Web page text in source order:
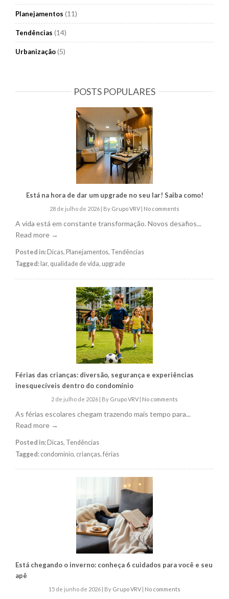
Planejamentos (11)
Tendências (14)
Urbanização(5)
POSTS POPULARES
Está na hora de dar um upgrade no seu lar! Saiba como!
28 de julho de 2026 By Grupo VRV No comments
A vida está em constante transformação. Novos desafios...
Read more →
Posted in: Dicas, Planejamentos, Tendências
Tagged: lar, qualidade de vida, upgrade
Férias das crianças: diversão, segurança e experiências
inesquecíveis dentro do condomínio
2 de julho de 2026 | By Grupo VRV| No comments
As férias escolares chegam trazendo mais tempo para...
Read more →
Posted in: Dicas, Tendências
Tagged: condominio, crianças, férias
Está chegando o inverno: conheça 6 cuidados para você e seu
apê
15 de junho de 2026 By Grupo VRV No comments